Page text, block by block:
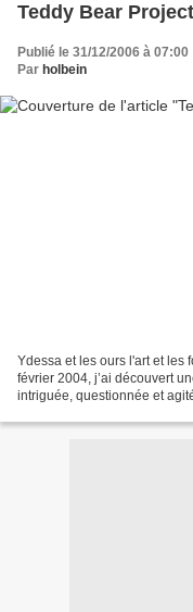
Teddy Bear Project
Publié le 31/12/2006 à 07:00
Par holbein
Ydessa et les ours l'art et les
février 2004, j’ai découvert
intriguée, questionnée et